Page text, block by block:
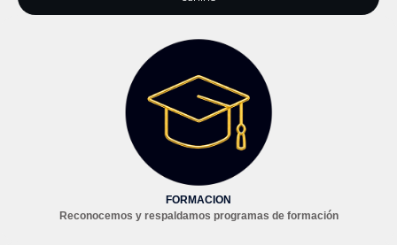
FORMACION
Reconocemos y respaldamos programas de formación